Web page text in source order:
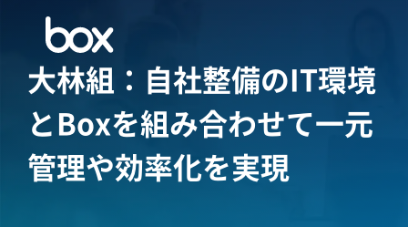
大林組：自社整備のIT環境
とBoxを組み合わせて一元
管理や効率化を実現